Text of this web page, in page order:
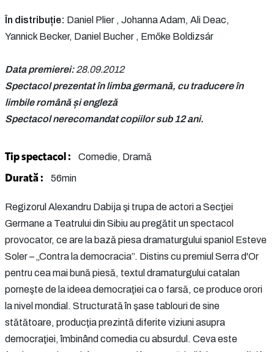
În distribuție: Daniel Plier , Johanna Adam, Ali Deac,
Yannick Becker, Daniel Bucher , Emőke Boldizsár
Data premierei:28.09.2012
Spectacol prezentat în limba germană, cu traducere în
limbile română și engleză
Spectacol nerecomandat copiilor sub 12 ani.
Tip spectacol : Comedie, Dramă
Durată : 56min
Regizorul Alexandru Dabija şi trupa de actori a Secţiei
Germane a Teatrului din Sibiu au pregătit un spectacol
provocator, ce are la bază piesa dramaturgului spaniol Esteve
Soler – „Contra la democracia”. Distins cu premiul Serra d'Or
pentru cea mai bună piesă, textul dramaturgului catalan
porneşte de la ideea democraţiei ca o farsă, ce produce orori
la nivel mondial. Structurată în şase tablouri de sine
stătătoare, producţia prezintă diferite viziuni asupra
democraţiei, îmbinând comedia cu absurdul. Ceva este